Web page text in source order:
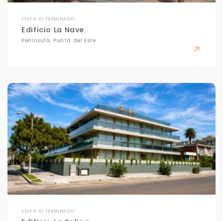
EDIFICIO TERMINADO
Edificio La Nave
Península, Punta del Este
EDIFICIO TERMINADO